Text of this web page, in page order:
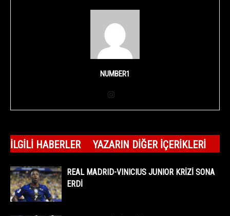
NUMBER1
İLGILI HABERLER YAZARIN DIĞER İÇERIKLERI
REAL MADRID-VINICIUS JUNIOR KRİZİ SONA
ERDİ